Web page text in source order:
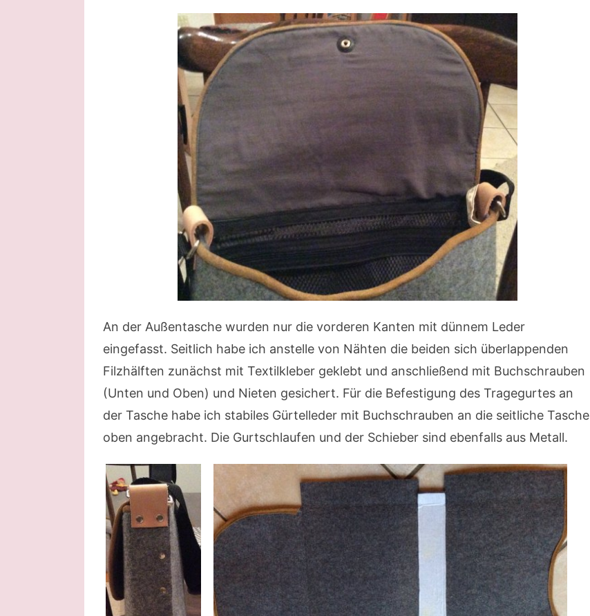
An der Außentasche wurden nur die vorderen Kanten mit dünnem Leder
eingefasst. Seitlich habe ich anstelle von Nähten die beiden sich überlappenden
Filzhälften zunächst mit Textilkleber geklebt und anschließend mit Buchschrauben
(Unten und Oben) und Nieten gesichert. Für die Befestigung des Tragegurtes an
der Tasche habe ich stabiles Gürtelleder mit Buchschrauben an die seitliche Tasche
oben angebracht. Die Gurtschlaufen und der Schieber sind ebenfalls aus Metall.